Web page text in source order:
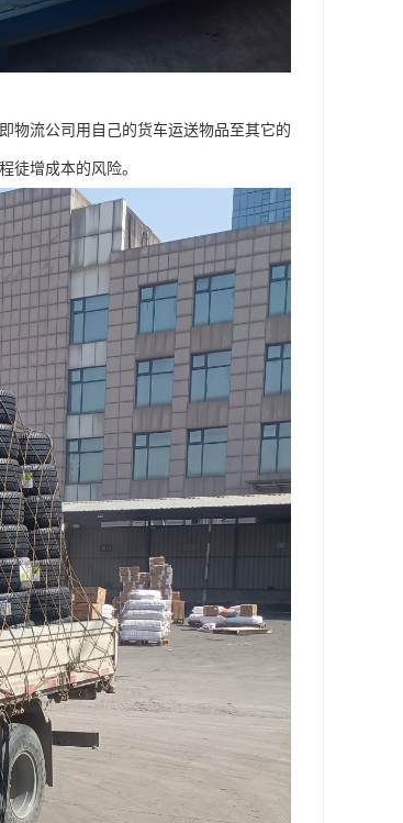
物流公司用自己的货车运送物品至其它的
徒增成本的风险。